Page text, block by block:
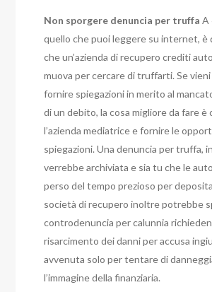
Non sporgere denuncia per truffaA
quello che puoi leggere su internet, è
che un’azienda di recupero crediti
muova per cercare di truffarti. Se
fornire spiegazioni in merito al
di un debito, la cosa migliore da fare
l’azienda mediatrice e fornire le
spiegazioni. Una denuncia per truffa,
verrebbe archiviata e sia tu che le
perso del tempo prezioso per
società di recupero inoltre potrebbe
controdenuncia per calunnia
risarcimento dei danni per accusa
avvenuta solo per tentare di
l’immagine della finanziaria.